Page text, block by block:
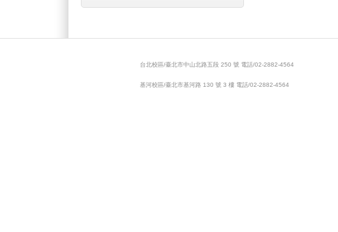
台北校區/臺北市中山北路五段 250 號 電話/02-2882-4564
基河校區/臺北市基河路 130 號 3 樓 電話/02-2882-4564